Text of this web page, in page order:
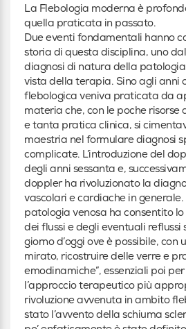
La Flebologia moderna è
quella praticata in passato.
Due eventi fondamentali hanno
storia di questa disciplina, uno
diagnosi di natura della
vista della terapia. Sino agli anni
flebologica veniva praticata da
materia che, con le poche risorse
e tanta pratica clinica, si
maestria nel formulare diagnosi
complicate. L’introduzione del
degli anni sessanta e,
doppler ha rivoluzionato la
vascolari e cardiache in
patologia venosa ha consentito
dei flussi e degli eventuali reflussi
giorno d’oggi ove è possibile, con
mirato, ricostruire delle verre e
emodinamiche”, essenziali poi
l’approccio terapeutico più
rivoluzione avvenuta in ambito
stato l’avvento della schiuma